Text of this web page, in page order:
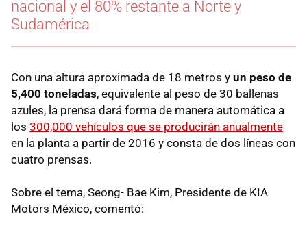
nacional y el 80% restante a Norte y
Sudamérica
Con una altura aproximada de 18 metros y un peso de
5,400 toneladas, equivalente al peso de 30 ballenas
azules, la prensa dará forma de manera automática a
los 300,000 vehículos que se producirán anualmente
en la planta a partir de 2016 y consta de dos líneas con
cuatro prensas.
Sobre el tema, Seong- Bae Kim, Presidente de KIA
Motors México, comentó: